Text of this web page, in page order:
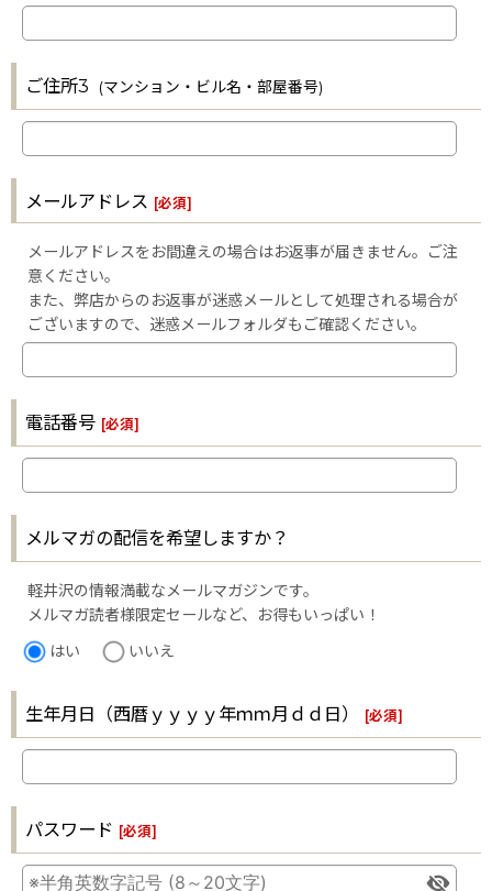
ご住所3 (マンション・ビル名・部屋番号)
メールアドレス [必須]
メールアドレスをお間違えの場合はお返事が届きません。ご注
意ください。
また、弊店からのお返事が迷惑メールとして処理される場合が
ございますので、迷惑メールフォルダもご確認ください。
電話番号 [必須]
メルマガの配信を希望しますか？
軽井沢の情報満載なメールマガジンです。
メルマガ読者様限定セールなど、お得もいっぱい！
はい
いいえ
生年月日（西暦ｙｙｙｙ年ｍｍ月ｄｄ日） [必須]
パスワード [必須]